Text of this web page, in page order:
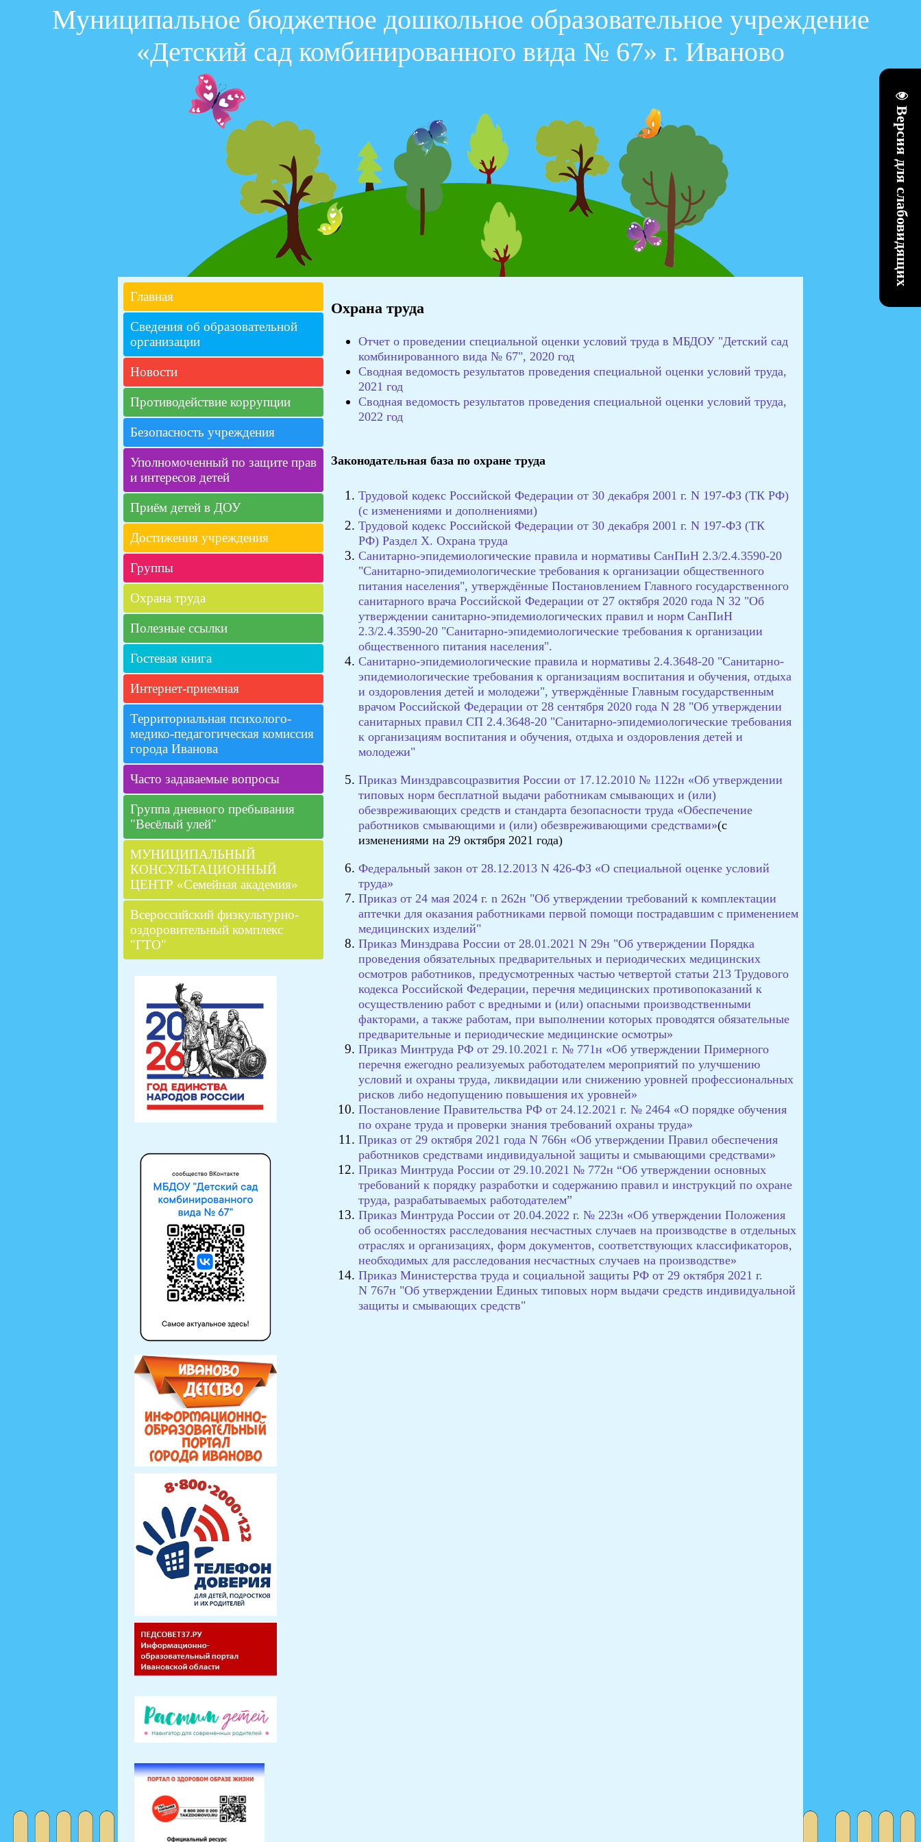
Версия для слабовидящих
Муниципальное бюджетное дошкольное образовательное учреждение
«Детский сад комбинированного вида № 67» г. Иваново
Главная
Сведения об образовательной
организации
Новости
Противодействие коррупции
Безопасность учреждения
Уполномоченный по защите прав
и интересов детей
Приём детей в ДОУ
Достижения учреждения
Группы
Охрана труда
Полезные ссылки
Гостевая книга
Интернет-приемная
Территориальная психолого-
медико-педагогическая комиссия
города Иванова
Часто задаваемые вопросы
Группа дневного пребывания
"Весёлый улей"
МУНИЦИПАЛЬНЫЙ
КОНСУЛЬТАЦИОННЫЙ
ЦЕНТР «Семейная академия»
Всероссийский физкультурно-
оздоровительный комплекс
"ГТО"
Охрана труда
Отчет о проведении специальной оценки условий труда в МБДОУ "Детский сад
комбинированного вида № 67", 2020 год
Сводная ведомость результатов проведения специальной оценки условий труда,
2021 год
Сводная ведомость результатов проведения специальной оценки условий труда,
2022 год
Законодательная база по охране труда
Трудовой кодекс Российской Федерации от 30 декабря 2001 г. N 197-ФЗ (ТК РФ)
(с изменениями и дополнениями)
Трудовой кодекс Российской Федерации от 30 декабря 2001 г. N 197-ФЗ (ТК
РФ) Раздел X. Охрана труда
Санитарно-эпидемиологические правила и нормативы СанПиН 2.3/2.4.3590-20
"Санитарно-эпидемиологические требования к организации общественного
питания населения", утверждённые Постановлением Главного государственного
санитарного врача Российской Федерации от 27 октября 2020 года N 32 "Об
утверждении санитарно-эпидемиологических правил и норм СанПиН
2.3/2.4.3590-20 "Санитарно-эпидемиологические требования к организации
общественного питания населения".
Санитарно-эпидемиологические правила и нормативы 2.4.3648-20 "Санитарно-
эпидемиологические требования к организациям воспитания и обучения, отдыха
и оздоровления детей и молодежи", утверждённые Главным государственным
врачом Российской Федерации от 28 сентября 2020 года N 28 "Об утверждении
санитарных правил СП 2.4.3648-20 "Санитарно-эпидемиологические требования
к организациям воспитания и обучения, отдыха и оздоровления детей и
молодежи"
Приказ Минздравсоцразвития России от 17.12.2010 № 1122н «Об утверждении
типовых норм бесплатной выдачи работникам смывающих и (или)
обезвреживающих средств и стандарта безопасности труда «Обеспечение
работников смывающими и (или) обезвреживающими средствами»(с
изменениями на 29 октября 2021 года)
Федеральный закон от 28.12.2013 N 426-ФЗ «О специальной оценке условий
труда»
Приказ от 24 мая 2024 г. n 262н "Об утверждении требований к комплектации
аптечки для оказания работниками первой помощи пострадавшим с применением
медицинских изделий"
Приказ Минздрава России от 28.01.2021 N 29н "Об утверждении Порядка
проведения обязательных предварительных и периодических медицинских
осмотров работников, предусмотренных частью четвертой статьи 213 Трудового
кодекса Российской Федерации, перечня медицинских противопоказаний к
осуществлению работ с вредными и (или) опасными производственными
факторами, а также работам, при выполнении которых проводятся обязательные
предварительные и периодические медицинские осмотры»
Приказ Минтруда РФ от 29.10.2021 г. № 771н «Об утверждении Примерного
перечня ежегодно реализуемых работодателем мероприятий по улучшению
условий и охраны труда, ликвидации или снижению уровней профессиональных
рисков либо недопущению повышения их уровней»
Постановление Правительства РФ от 24.12.2021 г. № 2464 «О порядке обучения
по охране труда и проверки знания требований охраны труда»
Приказ от 29 октября 2021 года N 766н «Об утверждении Правил обеспечения
работников средствами индивидуальной защиты и смывающими средствами»
Приказ Минтруда России от 29.10.2021 № 772н “Об утверждении основных
требований к порядку разработки и содержанию правил и инструкций по охране
труда, разрабатываемых работодателем”
Приказ Минтруда России от 20.04.2022 г. № 223н «Об утверждении Положения
об особенностях расследования несчастных случаев на производстве в отдельных
отраслях и организациях, форм документов, соответствующих классификаторов,
необходимых для расследования несчастных случаев на производстве»
Приказ Министерства труда и социальной защиты РФ от 29 октября 2021 г.
N 767н "Об утверждении Единых типовых норм выдачи средств индивидуальной
защиты и смывающих средств"